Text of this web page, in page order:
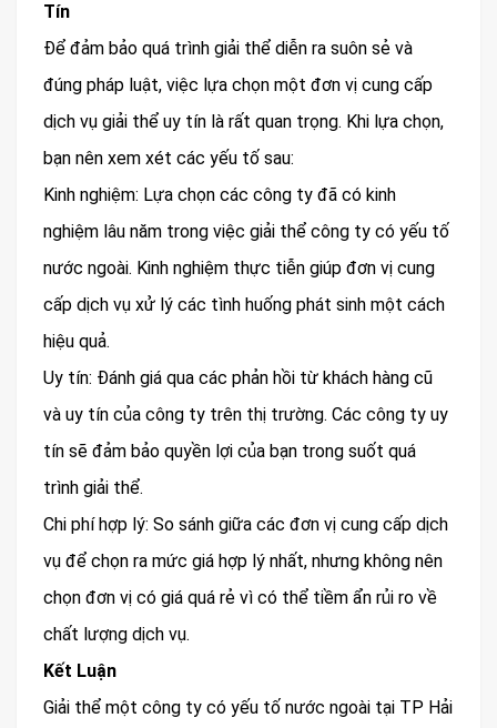
Tín
Để đảm bảo quá trình giải thể diễn ra suôn sẻ và
đúng pháp luật, việc lựa chọn một đơn vị cung cấp
dịch vụ giải thể uy tín là rất quan trọng. Khi lựa chọn,
bạn nên xem xét các yếu tố sau:
Kinh nghiệm: Lựa chọn các công ty đã có kinh
nghiệm lâu năm trong việc giải thể công ty có yếu tố
nước ngoài. Kinh nghiệm thực tiễn giúp đơn vị cung
cấp dịch vụ xử lý các tình huống phát sinh một cách
hiệu quả.
Uy tín: Đánh giá qua các phản hồi từ khách hàng cũ
và uy tín của công ty trên thị trường. Các công ty uy
tín sẽ đảm bảo quyền lợi của bạn trong suốt quá
trình giải thể.
Chi phí hợp lý: So sánh giữa các đơn vị cung cấp dịch
vụ để chọn ra mức giá hợp lý nhất, nhưng không nên
chọn đơn vị có giá quá rẻ vì có thể tiềm ẩn rủi ro về
chất lượng dịch vụ.
Kết Luận
Giải thể một công ty có yếu tố nước ngoài tại TP Hải